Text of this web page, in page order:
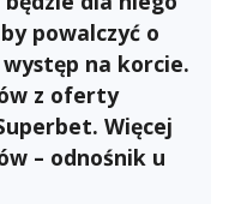
powalczyć o
na korcie.
z oferty
Więcej
– odnośnik u